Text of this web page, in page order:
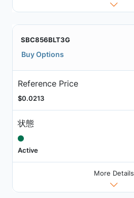
SBC856BLT3G
Buy Options
Reference Price
$0.0213
状態
Active
More Details